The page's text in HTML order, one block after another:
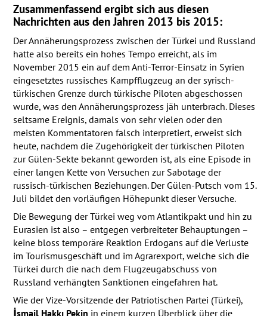
Zusammenfassend ergibt sich aus diesen
Nachrichten aus den Jahren 2013 bis 2015:
Der Annäherungsprozess zwischen der Türkei und Russland
hatte also bereits ein hohes Tempo erreicht, als im
November 2015 ein auf dem Anti-Terror-Einsatz in Syrien
eingesetztes russisches Kampfflugzeug an der syrisch-
türkischen Grenze durch türkische Piloten abgeschossen
wurde, was den Annäherungsprozess jäh unterbrach. Dieses
seltsame Ereignis, damals von sehr vielen oder den
meisten Kommentatoren falsch interpretiert, erweist sich
heute, nachdem die Zugehörigkeit der türkischen Piloten
zur Gülen-Sekte bekannt geworden ist, als eine Episode in
einer langen Kette von Versuchen zur Sabotage der
russisch-türkischen Beziehungen. Der Gülen-Putsch vom 15.
Juli bildet den vorläufigen Höhepunkt dieser Versuche.
Die Bewegung der Türkei weg vom Atlantikpakt und hin zu
Eurasien ist also – entgegen verbreiteter Behauptungen –
keine bloss temporäre Reaktion Erdogans auf die Verluste
im Tourismusgeschäft und im Agrarexport, welche sich die
Türkei durch die nach dem Flugzeugabschuss von
Russland verhängten Sanktionen eingefahren hat.
Wie der Vize-Vorsitzende der Patriotischen Partei (Türkei),
İsmail Hakkı Pekin in einem kurzen Überblick über die